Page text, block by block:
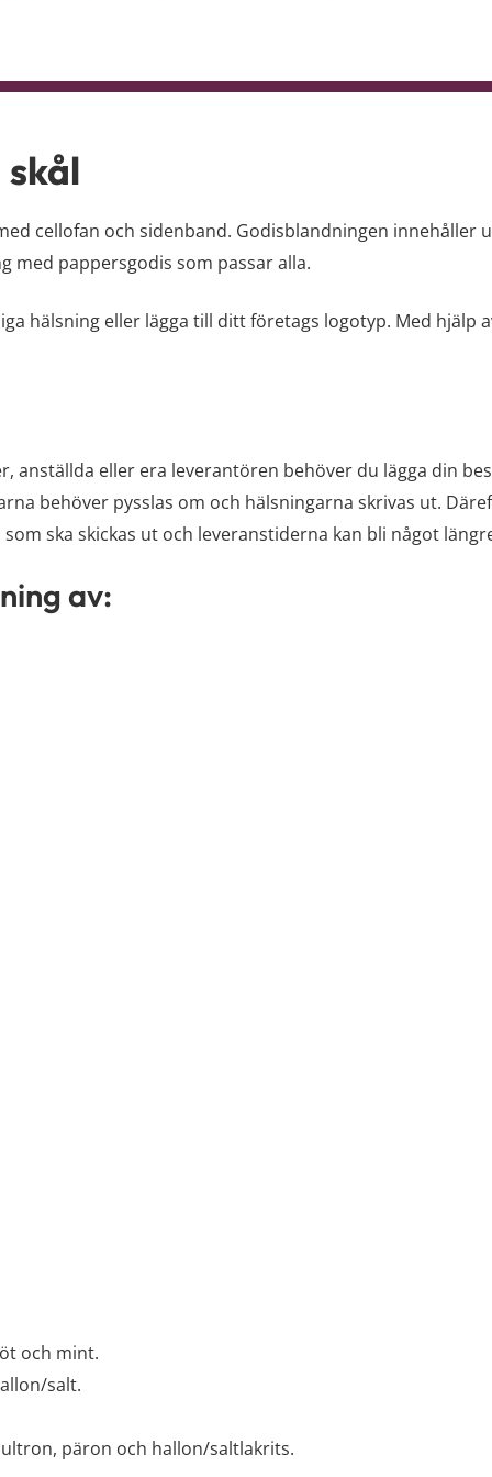
cellofan och sidenband. Godisblandningen
med pappersgodis som passar alla.
hälsning eller lägga till ditt företags logotyp. Med hjälp
eller era leverantören behöver du lägga din
behöver pysslas om och hälsningarna skrivas ut.
ska skickas ut och leveranstiderna kan bli något
av:
och mint.
salt.
päron och hallon/saltlakrits.